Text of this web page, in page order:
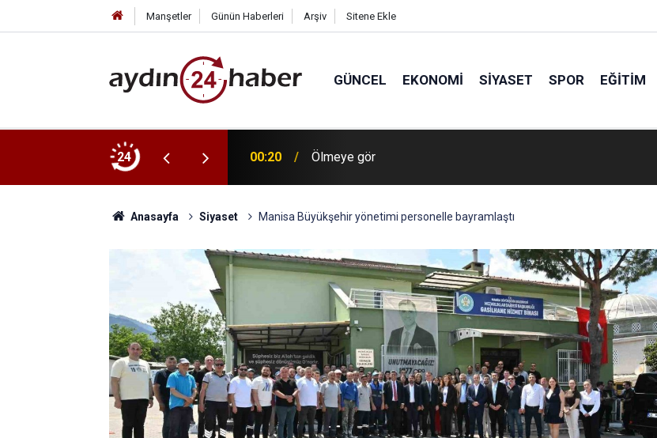
Manşetler Günün Haberleri Arşiv Sitene Ekle
GÜNCEL EKONOMI SIYASET SPOR EĞITIM
24
yangından etkilenen Çine'de
00:20 Ölmeye gör
Anasayfa Siyaset Manisa Büyükşehir yönetimi personelle bayramlaştı